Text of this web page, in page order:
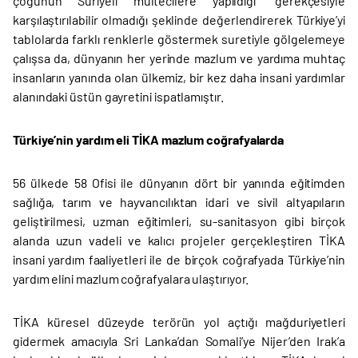
karşılaştırılabilir olmadığı şeklinde değerlendirerek Türkiye’yi
tablolarda farklı renklerle göstermek suretiyle gölgelemeye
çalışsa da, dünyanın her yerinde mazlum ve yardıma muhtaç
insanların yanında olan ülkemiz, bir kez daha insani yardımlar
alanındaki üstün gayretini ispatlamıştır.
Türkiye’nin yardım eli TİKA mazlum coğrafyalarda
56 ülkede 58 Ofisi ile dünyanın dört bir yanında eğitimden
sağlığa, tarım ve hayvancılıktan idari ve sivil altyapıların
geliştirilmesi, uzman eğitimleri, su-sanitasyon gibi birçok
alanda uzun vadeli ve kalıcı projeler gerçekleştiren TİKA
insani yardım faaliyetleri ile de birçok coğrafyada Türkiye’nin
yardım elini mazlum coğrafyalara ulaştırıyor.
TİKA küresel düzeyde terörün yol açtığı mağduriyetleri
gidermek amacıyla Sri Lanka’dan Somali’ye Nijer’den Irak’a